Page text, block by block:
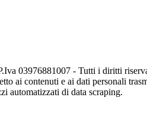
03976881007 - Tutti i diritti
ai contenuti e ai dati personali
automatizzati di data scraping.